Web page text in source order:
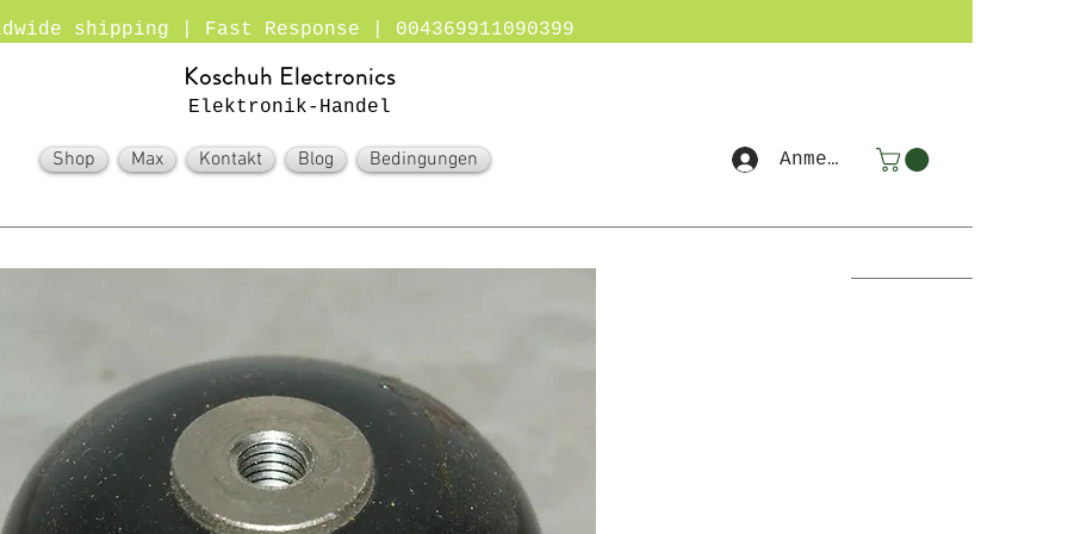
shipping | Fast Response | 004369911090399
Koschuh Electronics
Elektronik-Handel
Shop Max Kontakt Blog Bedingungen Anmelden